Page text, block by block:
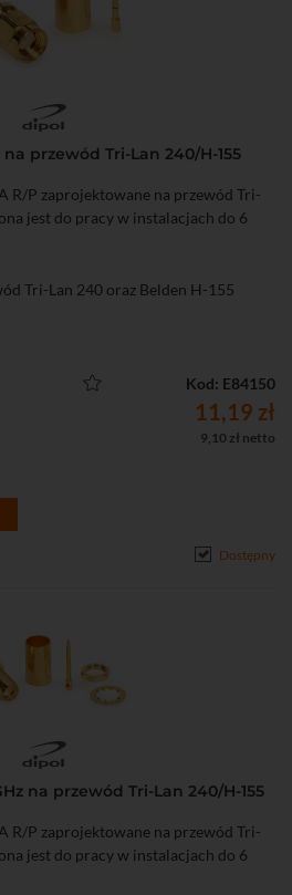
przewód Tri-Lan 240/H-155
R/P zaprojektowane na przewód Tri-
jest do pracy w instalacjach do 6
Tri-Lan 240 oraz Belden H-155
Kod: E84150
11,19 zł
9,10 zł netto
Dostępny
na przewód Tri-Lan 240/H-155
R/P zaprojektowane na przewód Tri-
jest do pracy w instalacjach do 6